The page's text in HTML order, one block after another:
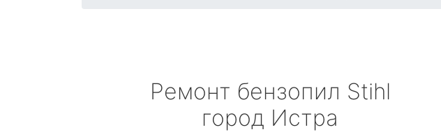
Ремонт бензопил Stihl
город Истра